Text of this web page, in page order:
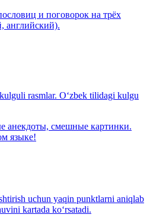
и поговорок на трёх
английский).
rasmlar. O‘zbek tilidagi kulgu
анекдоты, смешные картинки.
языке!
uchun yaqin punktlarni aniqlab
kartada ko‘rsatadi.